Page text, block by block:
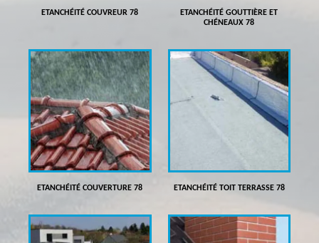
ETANCHÉITÉ COUVREUR 78
ETANCHÉITÉ GOUTTIÈRE ET
CHÉNEAUX 78
ETANCHÉITÉ COUVERTURE 78 ETANCHÉITÉ TOIT TERRASSE 78